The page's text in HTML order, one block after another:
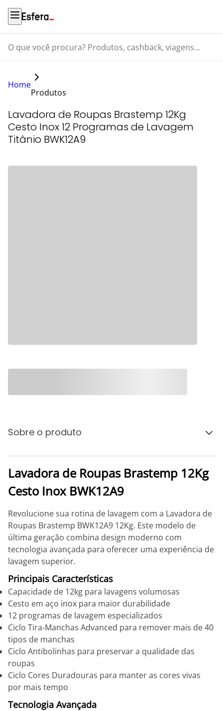
O que você procura? Produtos, cashback, viagens...
Home
Produtos
Lavadora de Roupas Brastemp 12Kg
Cesto Inox 12 Programas de Lavagem
Titânio BWK12A9
Sobre o produto
Lavadora de Roupas Brastemp 12Kg
Cesto Inox BWK12A9
Revolucione sua rotina de lavagem com a Lavadora de
Roupas Brastemp BWK12A9 12Kg. Este modelo de
última geração combina design moderno com
tecnologia avançada para oferecer uma experiência de
lavagem superior.
Principais Características
Capacidade de 12kg para lavagens volumosas
Cesto em aço inox para maior durabilidade
12 programas de lavagem especializados
Ciclo Tira-Manchas Advanced para remover mais de 40
tipos de manchas
Ciclo Antibolinhas para preservar a qualidade das
roupas
Ciclo Cores Duradouras para manter as cores vivas
por mais tempo
Tecnologia Avançada